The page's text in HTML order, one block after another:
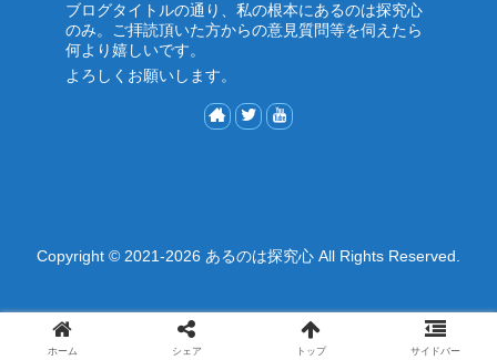
ブログタイトルの通り、私の根本にあるのは探究心
のみ。ご拝読頂いた方からの意見質問等を伺えたら
何より嬉しいです。
よろしくお願いします。
Copyright © 2021-2026 あるのは探究心 All Rights Reserved.
ホーム シェア トップ サイドバー